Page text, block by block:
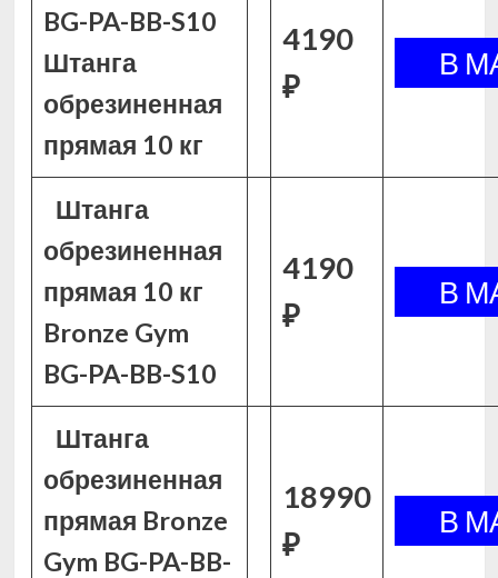
BG-PA-BB-S10
Штанга
обрезиненная
прямая 10 кг
4190
₽
Штанга
обрезиненная
прямая 10 кг
Bronze Gym
BG-PA-BB-S10
4190
₽
Штанга
обрезиненная
прямая Bronze
Gym BG-PA-BB-
18990
₽